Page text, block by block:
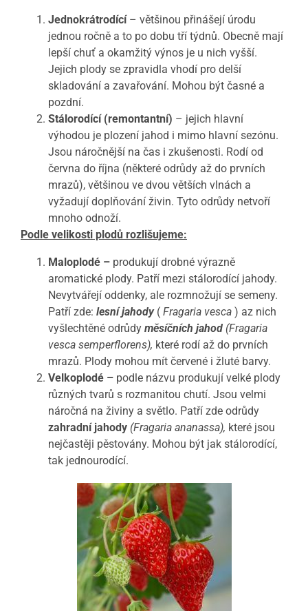
Jednokrátrodící– většinou přinášejí úrodu
jednou ročně a to po dobu tří týdnů. Obecně mají
lepší chuť a okamžitý výnos je u nich vyšší.
Jejich plody se zpravidla vhodí pro delší
skladování a zavařování. Mohou být časné a
pozdní.
Stálorodící (remontantní) – jejich hlavní
výhodou je plození jahod i mimo hlavní sezónu.
Jsou náročnější na čas i zkušenosti. Rodí od
června do října (některé odrůdy až do prvních
mrazů), většinou ve dvou větších vlnách a
vyžadují doplňování živin. Tyto odrůdy netvoří
mnoho odnoží.
Podle velikosti plodů rozlišujeme:
Maloplodé – produkují drobné výrazně
aromatické plody. Patří mezi stálorodící jahody.
Nevytvářejí oddenky, ale rozmnožují se semeny.
Patří zde: lesní jahody( Fragaria vesca ) az nich
vyšlechtěné odrůdy měsíčních jahod (Fragaria
vesca semperflorens), které rodí až do prvních
mrazů. Plody mohou mít červené i žluté barvy.
Velkoplodé – podle názvu produkují velké plody
různých tvarů s rozmanitou chutí. Jsou velmi
náročná na živiny a světlo. Patří zde odrůdy
zahradní jahody (Fragaria ananassa), které jsou
nejčastěji pěstovány. Mohou být jak stálorodící,
tak jednourodící.